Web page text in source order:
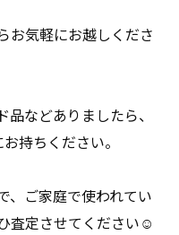
お気軽にお越しくださ
などありましたら、
持ちください。
、ご家庭で使われてい
査定させてください☺️